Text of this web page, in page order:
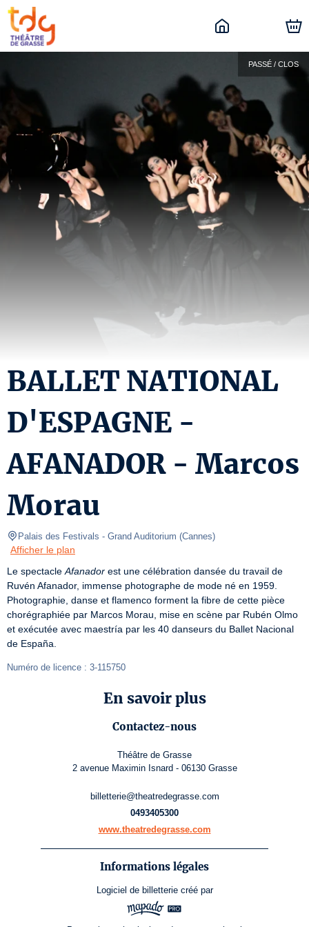
PASSÉ / CLOS
BALLET NATIONAL
D'ESPAGNE -
AFANADOR - Marcos
Morau
Palais des Festivals - Grand Auditorium (Cannes)
Afficher le plan
Le spectacle Afanador est une célébration dansée du travail de
Ruvén Afanador, immense photographe de mode né en 1959.
Photographie, danse et flamenco forment la fibre de cette pièce
chorégraphiée par Marcos Morau, mise en scène par Rubén Olmo
et exécutée avec maestría par les 40 danseurs du Ballet Nacional
de España.
Numéro de licence : 3-115750
En savoir plus
Contactez-nous
Théâtre de Grasse
2 avenue Maximin Isnard - 06130 Grasse
billetterie@theatredegrasse.com
0493405300
www.theatredegrasse.com
Informations légales
Logiciel de billetterie créé par